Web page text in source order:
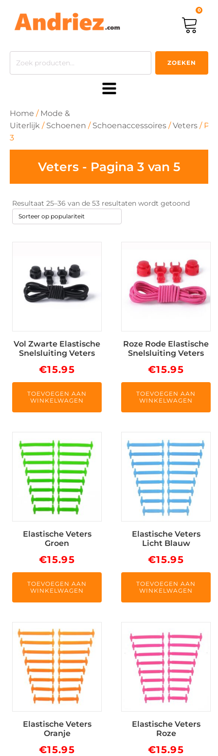
0
Zoeken
ZOEKEN
Home / Mode &
Uiterlijk / Schoenen / Schoenaccessoires /Veters /
3
Veters - Pagina 3 van 5
Resultaat 25–36 van de 53 resultaten wordt getoond
Vol Zwarte Elastische
Snelsluiting Veters
€15.95
TOEVOEGEN AAN
WINKELWAGEN
Roze Rode Elastische
Snelsluiting Veters
€15.95
TOEVOEGEN AAN
WINKELWAGEN
Elastische Veters
Groen
€15.95
TOEVOEGEN AAN
WINKELWAGEN
Elastische Veters
Licht Blauw
€15.95
TOEVOEGEN AAN
WINKELWAGEN
Elastische Veters
Oranje
€15.95
Elastische Veters
Roze
€15.95